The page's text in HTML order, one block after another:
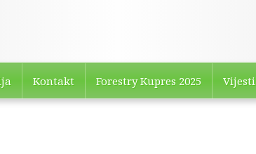
Kontakt Forestry Kupres 2025 Vijesti